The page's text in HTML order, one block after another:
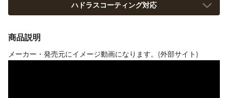
ハドラスコーティング対応
商品説明
メーカー・発売元にイメージ動画になります。(外部サイト)